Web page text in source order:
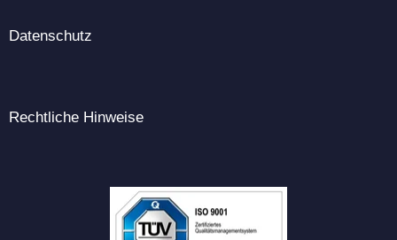
Datenschutz
Rechtliche Hinweise